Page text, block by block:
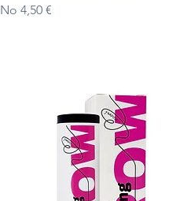
No 4,50 €
Izpārdošanas cena